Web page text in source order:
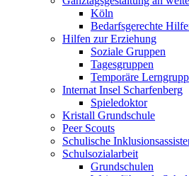
Köln
Bedarfsgerechte
Hilfen zur Erziehung
Soziale Gruppen
Tagesgruppen
Temporäre
Internat Insel Scharfenberg
Spieledoktor
Kristall Grundschule
Peer Scouts
Schulische
Schulsozialarbeit
Grundschulen